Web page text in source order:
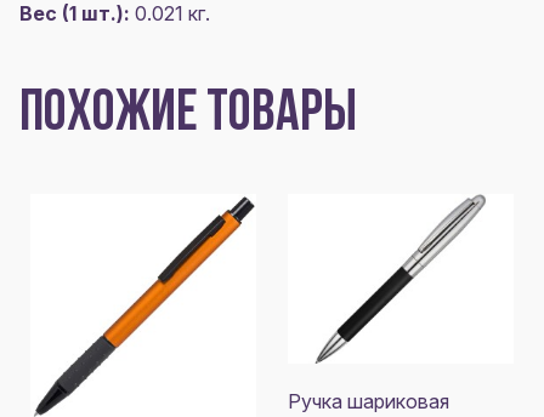
Вес (1 шт.): 0.021 кг.
ПОХОЖИЕ ТОВАРЫ
Ручка шариковая